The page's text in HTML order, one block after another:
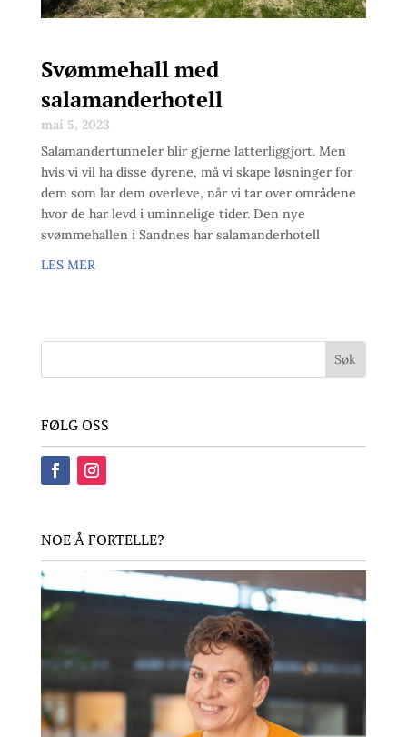
Svømmehall med
salamanderhotell
mai 5, 2023
Salamandertunneler blir gjerne latterliggjort. Men
hvis vi vil ha disse dyrene, må vi skape løsninger for
dem som lar dem overleve, når vi tar over områdene
hvor de har levd i uminnelige tider. Den nye
svømmehallen i Sandnes har salamanderhotell
LES MER
FØLG OSS
NOE Å FORTELLE?